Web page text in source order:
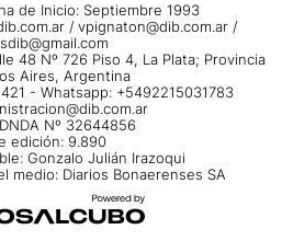
de Inicio: Septiembre 1993
/ vpignaton@dib.com.ar /
48 Nº 726 Piso 4, La Plata; Provincia
Aires, Argentina
- Whatsapp: +5492215031783
Nº 32644856
edición: 9.890
Gonzalo Julián Irazoqui
medio: Diarios Bonaerenses SA